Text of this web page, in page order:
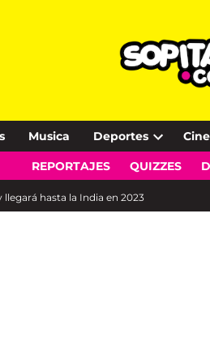
Musica Deportes
Open
dropdown
REPORTAJES QUIZZES
llegará hasta la India en 2023